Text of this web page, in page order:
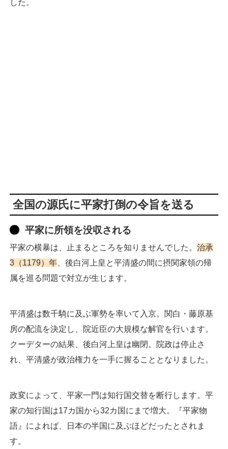
した。
全国の源氏に平家打倒の令旨を送る
平家に所領を没収される
平家の横暴は、止まるところを知りませんでした。 治承
3（1179）年 、後白河上皇と平清盛の間に摂関家領の帰
属を巡る問題で対立が生じます。
平清盛は数千騎に及ぶ軍勢を率いて入京。関白・藤原基
房の配流を決定し、院近臣の大規模な解官を行います。
クーデターの結果、後白河上皇は幽閉。院政は停止さ
れ、平清盛が政治権力を一手に握ることとなりました。
政変によって、平家一門は知行国交替を断行します。平
家の知行国は17カ国から32カ国にまで増大。『平家物
語』によれば、日本の半国に及ぶほどだったとされま
す。